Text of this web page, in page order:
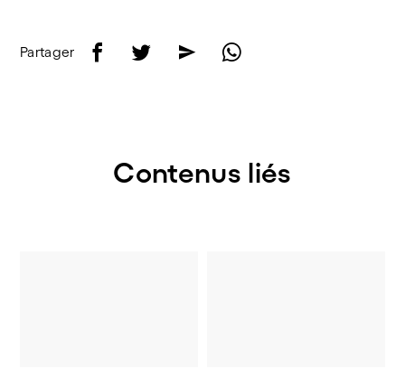
Partager f t e w
Contenus liés